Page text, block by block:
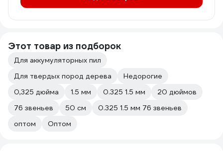
Этот товар из подборок
Для аккумуляторных пил
Для твердых пород дерева
Недорогие
0,325 дюйма
1.5 мм 0.325 1.5 мм
20 дюймов
76 звеньев
50 см
0.325 1.5 мм 76 звеньев
оптом
Оптом